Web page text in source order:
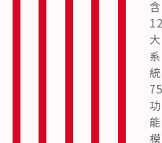
含
大
系
功
能
模